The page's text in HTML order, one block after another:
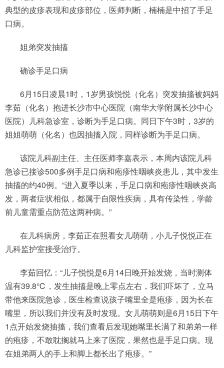
典型的皮疹表现和皮疹部位，医师判断，楠楠是中招了手足
口病。
姐弟突发抽搐
确诊手足口病
6月15日凌晨1时，1岁男孩悦悦（化名）突发抽搐被妈妈
李茹（化名）抱进长沙市中心医院（南华大学附属长沙中心
医院）儿科急诊室，诊断为手足口病。同日下午3时，3岁的
姐姐萌萌（化名）也因抽搐入院，同样诊断为手足口病。
该院儿科副主任、主任医师李嘉表示，本周内该院儿科
急诊已接诊500多例手足口病和疱疹性咽峡炎患儿，其中发生
抽搐的约40例。“进入夏季以来，手足口病和疱疹性咽峡炎高
发，两者症状相似，都属于自限性疾病，具有传染性，学龄
前儿童需重点防范这两种病。”
在儿科病房，李茹正在照看女儿萌萌，小儿子悦悦正在
儿科监护室接受治疗。
李茹回忆：“儿子悦悦是6月14日晚开始发烧，当时测体
温有39.8℃，发生抽搐是晚上零点左右，我们吓坏了，立马
带他来医院急诊，医生检查说孩子嘴里全是疱疹，因为长在
嘴里，所以我们并没有及时发现。女儿萌萌则是6月15日下午
1点开始发烧抽搐，我们查看后发现她嘴里长满了和弟弟一样
的疱疹，不敢耽搁就马上来了医院，果然也是手足口病。现
在姐弟两人的手上和脚上都长出了疱疹。”